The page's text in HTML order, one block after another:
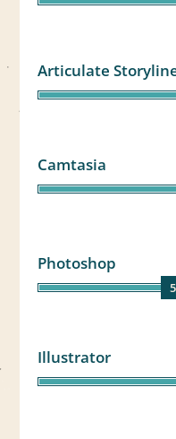
Articulate
Camtasia
Photoshop
Illustrator